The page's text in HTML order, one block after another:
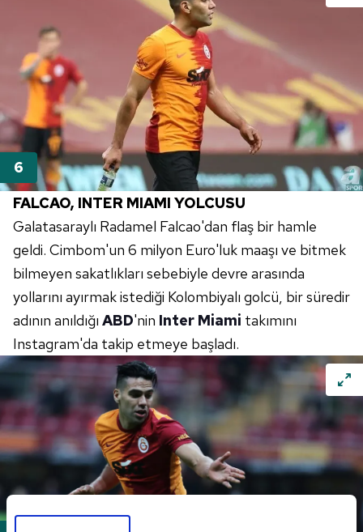
FALCAO, INTER MIAMI YOLCUSU
Galatasaraylı Radamel Falcao'dan flaş bir hamle
geldi. Cimbom'un 6 milyon Euro'luk maaşı ve bitmek
bilmeyen sakatlıkları sebebiyle devre arasında
yollarını ayırmak istediği Kolombiyalı golcü, bir süredir
adının anıldığı ABD'nin Inter Miami takımını
Instagram'da takip etmeye başladı.